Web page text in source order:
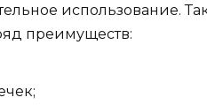
использование.
преимуществ: